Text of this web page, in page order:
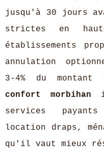
jusqu'à 30 jours
strictes en
établissements
annulation
3-4% du
confort morbihan
services
location draps,
qu'il vaut mieux